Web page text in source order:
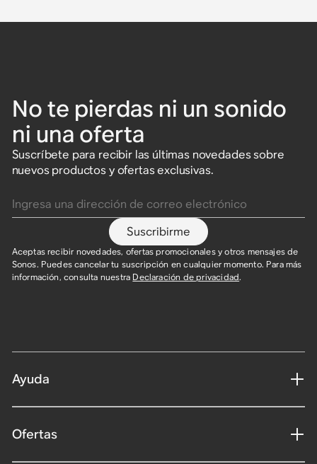
No te pierdas ni un sonido
ni una oferta
Suscríbete para recibir las últimas novedades sobre
nuevos productos y ofertas exclusivas.
Suscribirme
Aceptas recibir novedades, ofertas promocionales y otros mensajes de
Sonos. Puedes cancelar tu suscripción en cualquier momento. Para más
información, consulta nuestra Declaración de privacidad.
Ayuda
Ofertas